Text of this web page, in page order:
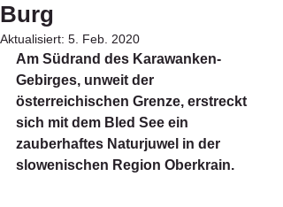
Burg
Aktualisiert: 5. Feb. 2020
Am Südrand des Karawanken-
Gebirges, unweit der
österreichischen Grenze, erstreckt
sich mit dem Bled See ein
zauberhaftes Naturjuwel in der
slowenischen Region Oberkrain.